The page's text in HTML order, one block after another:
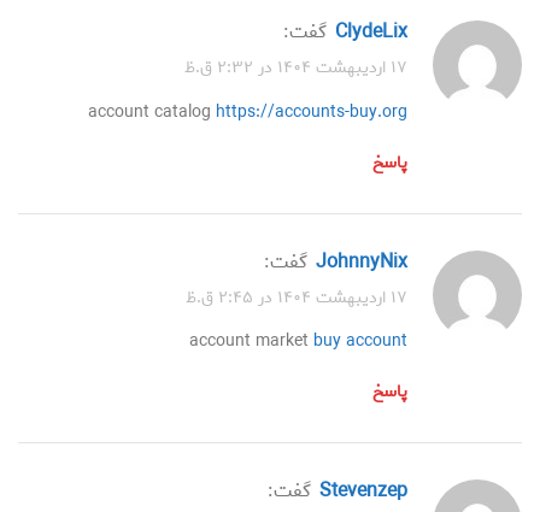
ClydeLix گفت:
۱۷ اردیبهشت ۱۴۰۴ در ۲:۳۲ ق.ظ
account catalog https://accounts-buy.org
پاسخ
JohnnyNix گفت:
۱۷ اردیبهشت ۱۴۰۴ در ۲:۴۵ ق.ظ
account market buy account
پاسخ
Stevenzep گفت: